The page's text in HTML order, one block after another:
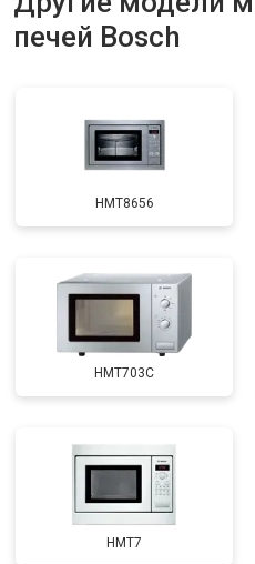
печей Bosch
HMT8656
HMT703C
HMT7